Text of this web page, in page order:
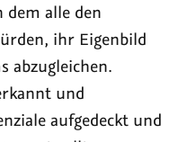
dem alle den
ihr Eigenbild
abzugleichen.
und
aufgedeckt und